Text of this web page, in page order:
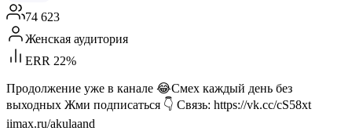
74 623
Женская аудитория
ERR 22%
Продолжение уже в канале 😂Смех каждый день без
выходных Жми подписаться 👇 Связь: https://vk.cc/cS58xt
iimax.ru/akulaand